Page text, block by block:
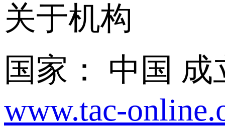
关于机构
国家： 中国 成
www.tac-